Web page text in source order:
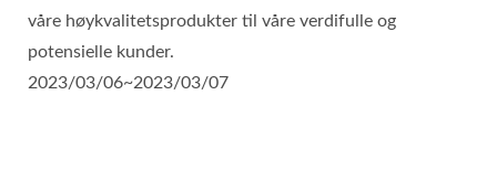
våre høykvalitetsprodukter til våre verdifulle og
potensielle kunder.
2023/03/06~2023/03/07